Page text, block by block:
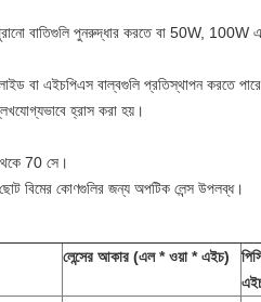
বাতিগুলি পুনরুদ্ধার করতে বা 50W, 100W
বা এইচপিএস বাল্বগুলি প্রতিস্থাপন করতে
হ্রাস করা হয়।
70 সে।
কোণগুলির জন্য অপটিক লেন্স উপলব্ধ।
লেন্সের আকার (এল * ওয়া * এইচ)